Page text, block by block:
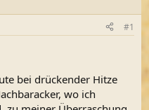
#1
bei drückender Hitze
wo ich